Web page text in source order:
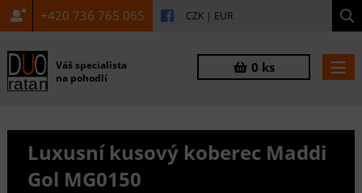
+420 736 765 065 CZK | EUR
Váš specialista
na pohodlí
0 ks
Luxusní kusový koberec Maddi
Gol MG0150